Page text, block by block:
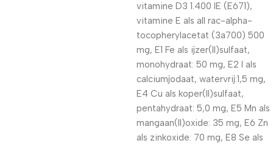
vitamine D3 1.400 IE (E671),
vitamine E als all rac-alpha-
tocopherylacetat (3a700) 500
mg, E1 Fe als ijzer(II)sulfaat,
monohydraat: 50 mg, E2 I als
calciumjodaat, watervrij:1,5 mg,
E4 Cu als koper(II)sulfaat,
pentahydraat: 5,0 mg, E5 Mn als
mangaan(II)oxide: 35 mg, E6 Zn
als zinkoxide: 70 mg, E8 Se als